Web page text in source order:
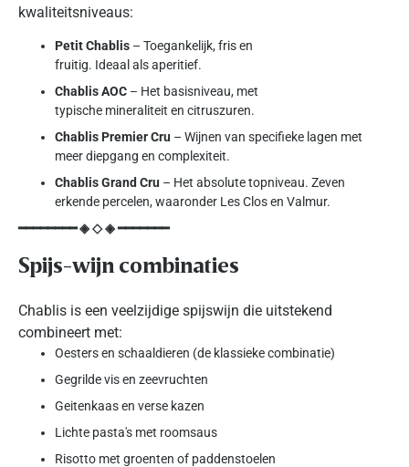
kwaliteitsniveaus:
Petit Chablis – Toegankelijk, fris en
fruitig. Ideaal als aperitief.
Chablis AOC – Het basisniveau, met
typische mineraliteit en citruszuren.
Chablis Premier Cru – Wijnen van specifieke lagen met
meer diepgang en complexiteit.
Chablis Grand Cru – Het absolute topniveau. Zeven
erkende percelen, waaronder Les Clos en Valmur.
━━━━━━━━ ◈ ◇ ◈ ━━━━━━━
Spijs-wijn combinaties
Chablis is een veelzijdige spijswijn die uitstekend
combineert met:
Oesters en schaaldieren (de klassieke combinatie)
Gegrilde vis en zeevruchten
Geitenkaas en verse kazen
Lichte pasta's met roomsaus
Risotto met groenten of paddenstoelen